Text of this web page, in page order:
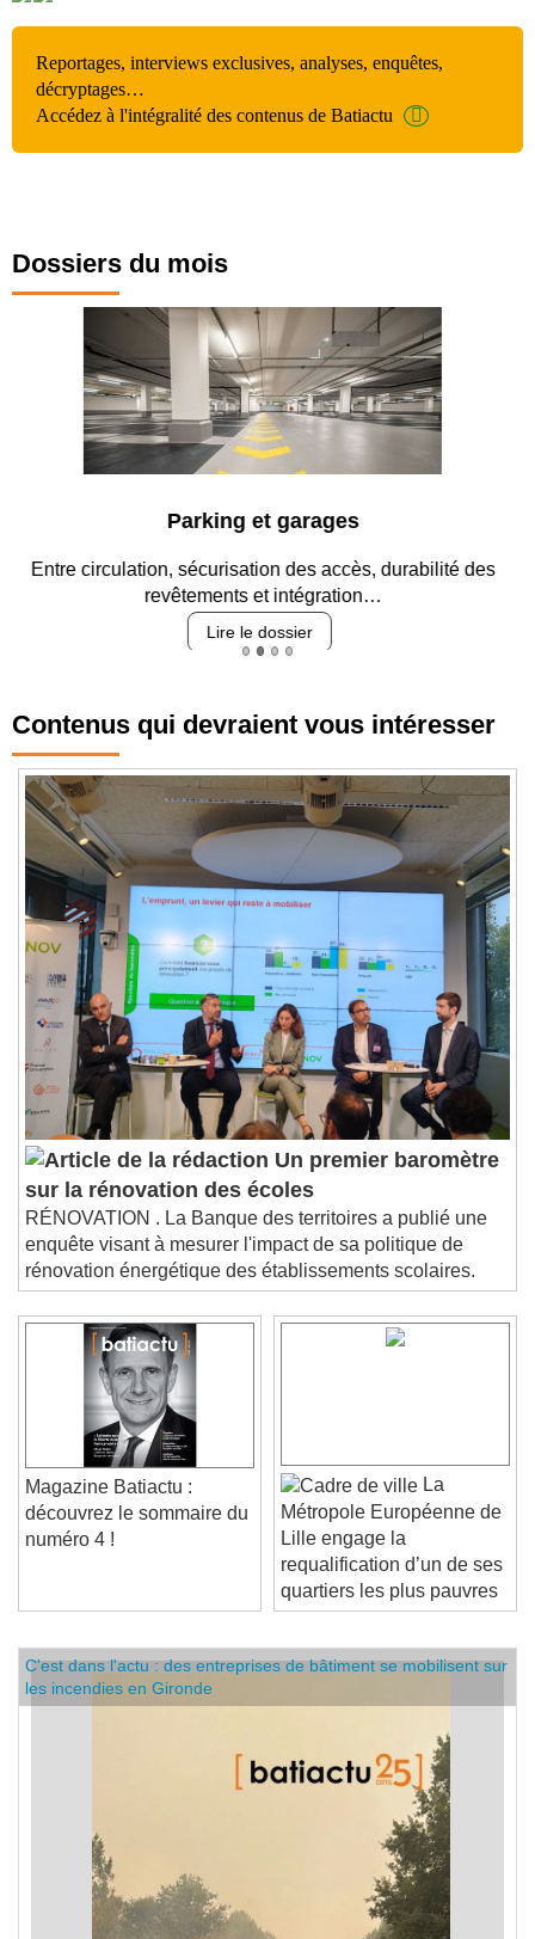
Reportages, interviews exclusives, analyses, enquêtes,
décryptages…
Accédez à l'intégralité des contenus de Batiactu
Dossiers du mois
Parking et garages
Entre circulation, sécurisation des accès, durabilité des
revêtements et intégration…
Lire le dossier
Contenus qui devraient vous intéresser
Un premier baromètre
sur la rénovation des écoles
RÉNOVATION . La Banque des territoires a publié une
enquête visant à mesurer l'impact de sa politique de
rénovation énergétique des établissements scolaires.
Magazine Batiactu :
découvrez le sommaire du
La
Métropole Européenne de
Lille engage la
requalification d’un de ses
quartiers les plus pauvres
C'est dans l'actu : des entreprises de bâtiment se mobilisent sur
les incendies en Gironde